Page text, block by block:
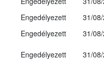
Engedélyezett
31/
Engedélyezett
31/
Engedélyezett
31/